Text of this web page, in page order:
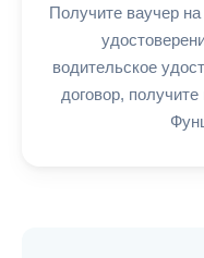
Получите ваучер
водительское
договор,